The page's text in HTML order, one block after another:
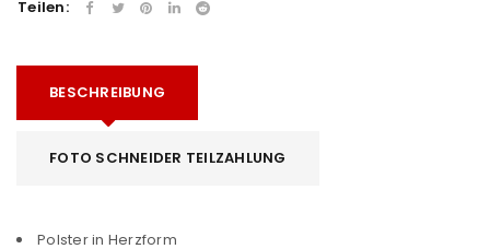
Teilen:
BESCHREIBUNG
FOTO SCHNEIDER TEILZAHLUNG
Polster in Herzform